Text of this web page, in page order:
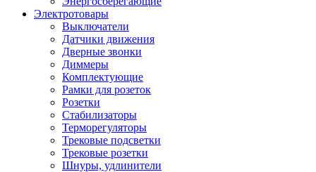
Электротовары
Выключатели
Датчики движения
Дверные звонки
Диммеры
Комплектующие
Рамки для розеток
Розетки
Стабилизаторы
Терморегуляторы
Трековые подсветки
Трековые розетки
Шнуры, удлинители